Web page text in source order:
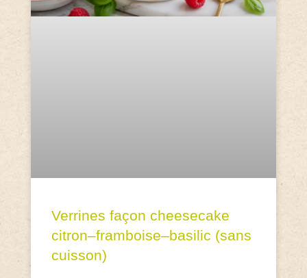
Verrines façon cheesecake
citron–framboise–basilic (sans
cuisson)